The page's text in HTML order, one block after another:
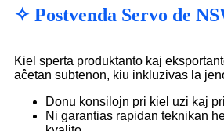
✧ Postvenda Servo de
Kiel sperta produktanto kaj
aĉetan subtenon, kiu inkluzivas la
Donu konsilojn pri kiel uzi kaj
Ni garantias rapidan teknikan